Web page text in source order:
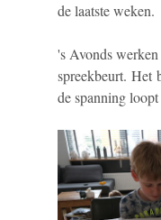
de laatste weken.
's Avonds
spreekbeurt. Het
de spanning